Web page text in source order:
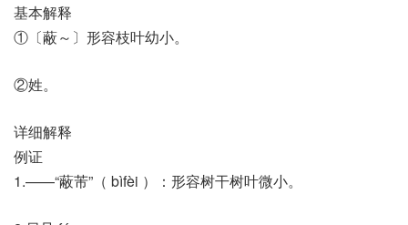
基本解释
①〔蔽～〕形容枝叶幼小。
②姓。
详细解释
例证
1.——“蔽芾”（ bìfèi ）：形容树干树叶微小。